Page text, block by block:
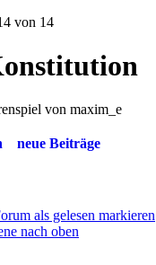
von 14
von maxim_e
neue Beiträge
als gelesen markieren
nach oben